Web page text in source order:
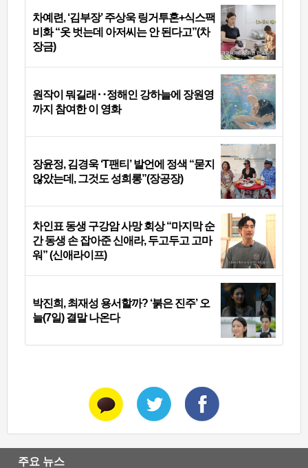
차예련, ‘김부장’ 주상욱 링거투혼+식스팩
비화 “옷 벗는데 아저씨는 안 된다고”(차
장금)
원작이 뭐길래‥정해인 강하늘에 장원영
까지 참여한 이 영화
장윤정, 김경욱 ‘T팬티’ 발언에 정색 “묻지
않았는데, 그것도 성희롱”(장공장)
차인표 동생 구강암 사망 회상 “마지막 순
간 동생 손 잡아준 신애라, 두고두고 고마
워” (신애라이프)
박진희, 최재성 용서할까? ‘붉은 진주’ 오
늘(7일) 결말 나온다
주요 뉴스